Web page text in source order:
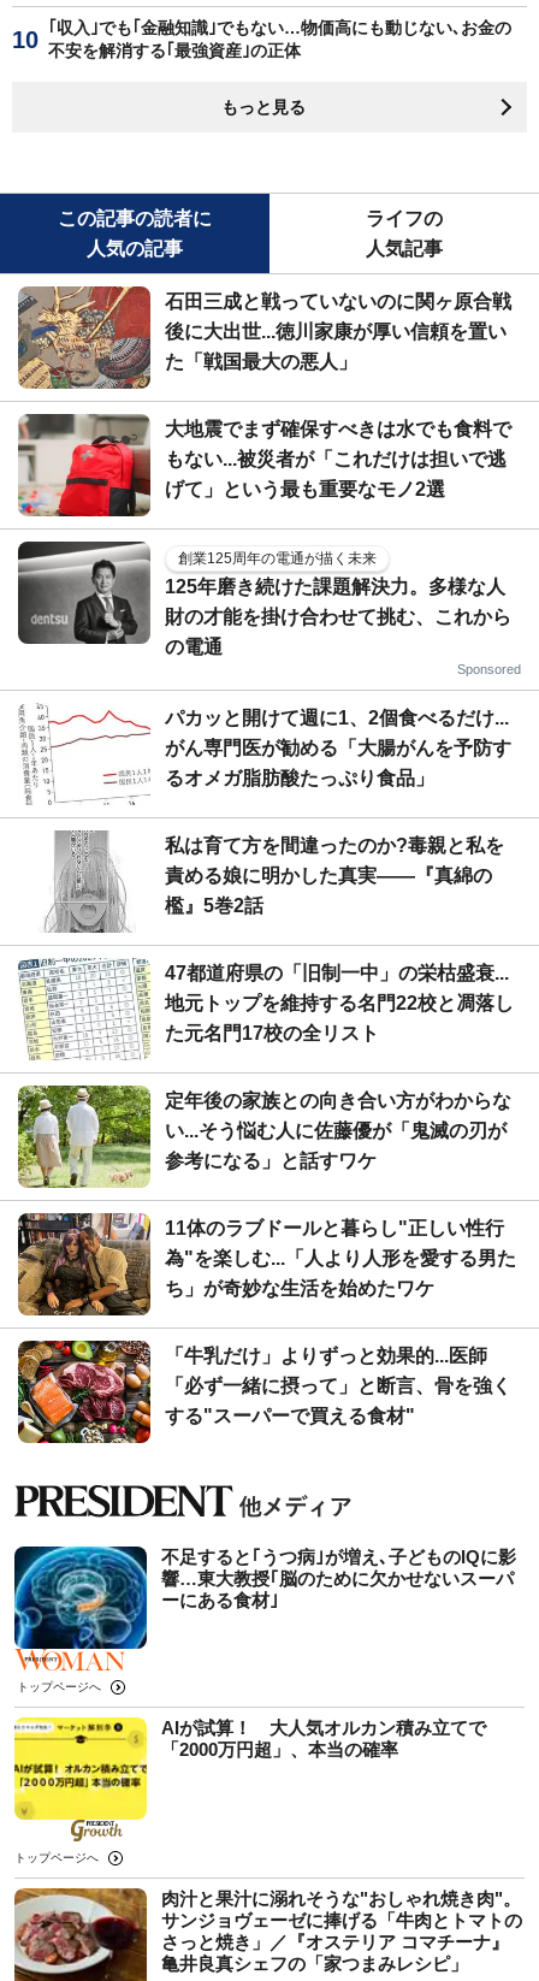
｢収入｣でも｢金融知識｣でもない…物価高にも動じない､お金の
不安を解消する｢最強資産｣の正体
もっと見る
この記事の読者に
人気の記事
ライフの
人気記事
石田三成と戦っていないのに関ヶ原合戦
後に大出世...徳川家康が厚い信頼を置い
た「戦国最大の悪人」
大地震でまず確保すべきは水でも食料で
もない...被災者が「これだけは担いで逃
げて」という最も重要なモノ2選
創業125周年の電通が描く未来
125年磨き続けた課題解決力。多様な人
財の才能を掛け合わせて挑む、これから
の電通
Sponsored
パカッと開けて週に1、2個食べるだけ...
がん専門医が勧める「大腸がんを予防す
るオメガ脂肪酸たっぷり食品」
私は育て方を間違ったのか?毒親と私を
責める娘に明かした真実――『真綿の
檻』5巻2話
47都道府県の「旧制一中」の栄枯盛衰...
地元トップを維持する名門22校と凋落し
た元名門17校の全リスト
定年後の家族との向き合い方がわからな
い...そう悩む人に佐藤優が「鬼滅の刃が
参考になる」と話すワケ
11体のラブドールと暮らし"正しい性行
為"を楽しむ...「人より人形を愛する男た
ち」が奇妙な生活を始めたワケ
「牛乳だけ」よりずっと効果的...医師
「必ず一緒に摂って」と断言、骨を強く
する"スーパーで買える食材"
不足すると｢うつ病｣が増え､子どものIQに影
響…東大教授｢脳のために欠かせないスーパ
ーにある食材｣
トップページへ
AIが試算！ 大人気オルカン積み立てで
「2000万円超」、本当の確率
トップページへ
肉汁と果汁に溺れそうな"おしゃれ焼き肉"。
サンジョヴェーゼに捧げる「牛肉とトマトの
さっと焼き」／『オステリア コマチーナ』
亀井良真シェフの「家つまみレシピ」